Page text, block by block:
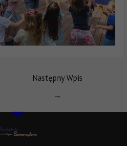
Następny Wpis
→